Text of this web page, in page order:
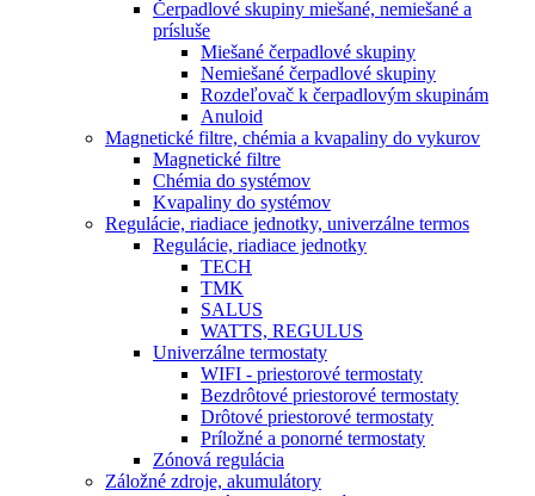
Čerpadlové skupiny miešané, nemiešané a
prísluše
Miešané čerpadlové skupiny
Nemiešané čerpadlové skupiny
Rozdeľovač k čerpadlovým skupinám
Anuloid
Magnetické filtre, chémia a kvapaliny do vykurov
Magnetické filtre
Chémia do systémov
Kvapaliny do systémov
Regulácie, riadiace jednotky, univerzálne termos
Regulácie, riadiace jednotky
TECH
TMK
SALUS
WATTS, REGULUS
Univerzálne termostaty
WIFI - priestorové termostaty
Bezdrôtové priestorové termostaty
Drôtové priestorové termostaty
Príložné a ponorné termostaty
Zónová regulácia
Záložné zdroje, akumulátory